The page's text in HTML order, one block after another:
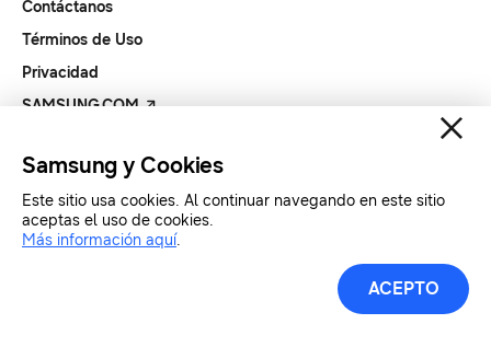
Contáctanos
Términos de Uso
Privacidad
SAMSUNG.COM
Copyright© SAMSUNG Todos los derechos reservados.
Samsung y Cookies
Este sitio usa cookies. Al continuar navegando en este sitio
aceptas el uso de cookies.
Más información aquí.
ACEPTO